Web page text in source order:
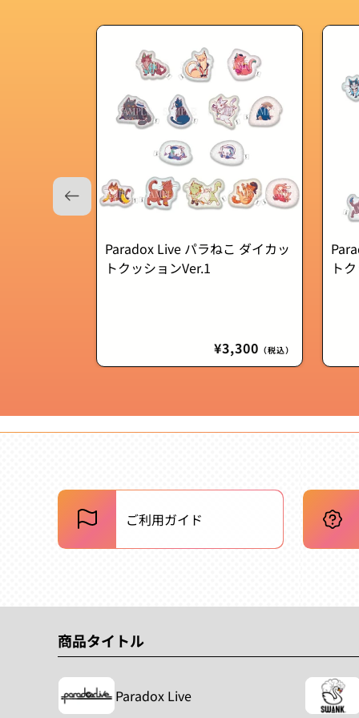
Paradox Live パラねこ ダイカッ
トクッションVer.1
通
常
¥3,300 （税込）
ト
ご利用ガイド
商品タイトル
Paradox Live